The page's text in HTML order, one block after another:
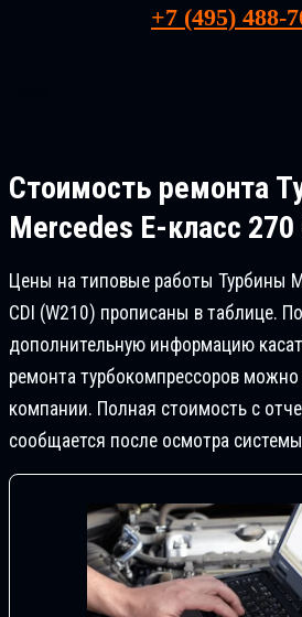
+7 (495) 488-
Стоимость ремонта
Mercedes E-класс 270
Цены на типовые работы Турбины
CDI (W210) прописаны в таблице.
дополнительную информацию
ремонта турбокомпрессоров можно
компании. Полная стоимость с
сообщается после осмотра